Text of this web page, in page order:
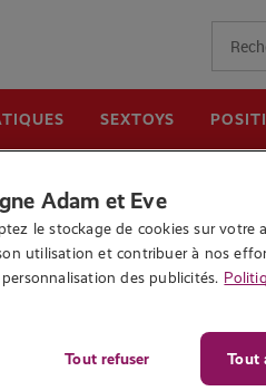
SEXTOYS
Adam et Eve
le stockage de cookies sur votre
utilisation et contribuer à nos
des publicités.
Tout refuser Tout